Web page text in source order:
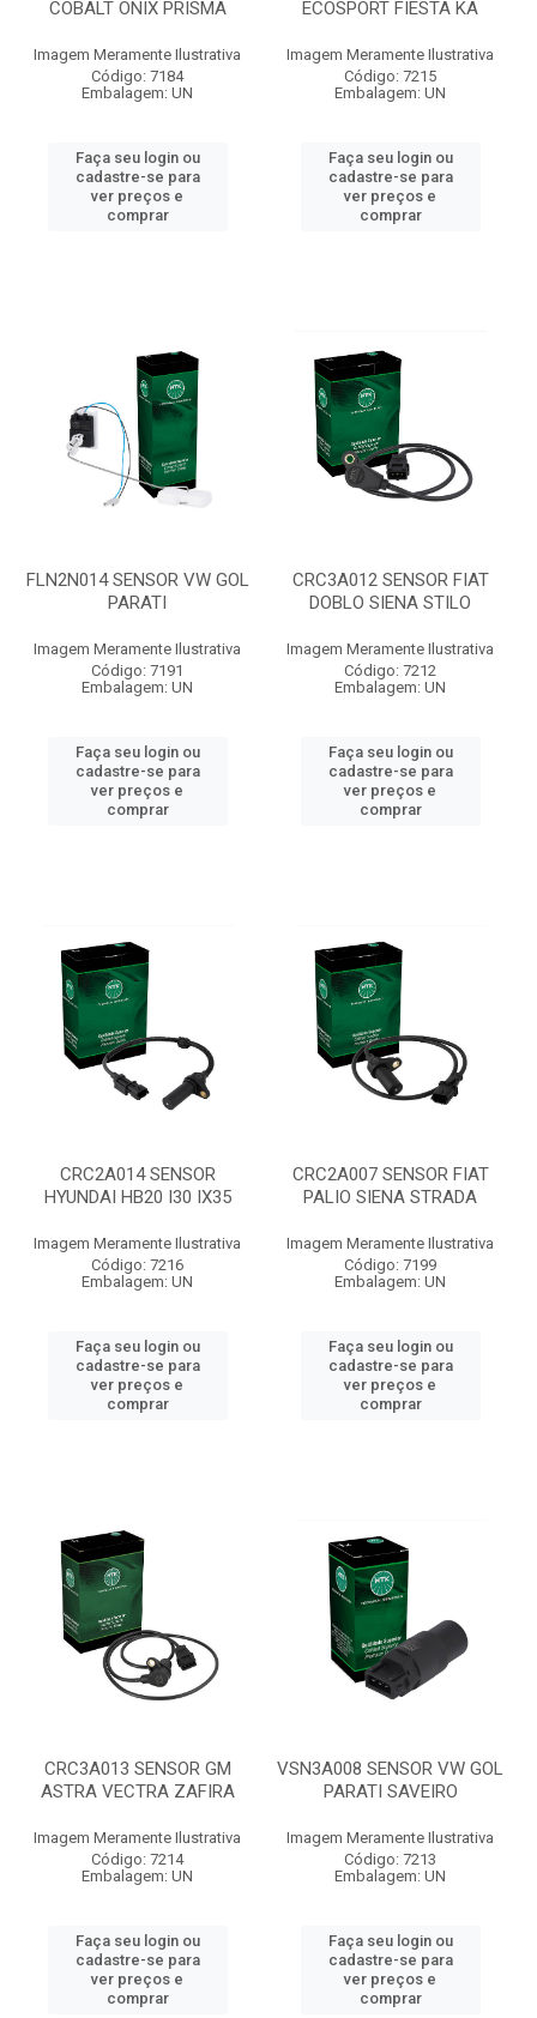
COBALT ONIX PRISMA
Imagem Meramente Ilustrativa
Código: 7184
Embalagem: UN
Faça seu login ou
cadastre-se para
ver preços e
comprar
ECOSPORT FIESTA KA
Imagem Meramente Ilustrativa
Código: 7215
Embalagem: UN
Faça seu login ou
cadastre-se para
ver preços e
comprar
FLN2N014 SENSOR VW GOL
PARATI
Imagem Meramente Ilustrativa
Código: 7191
Embalagem: UN
Faça seu login ou
cadastre-se para
ver preços e
comprar
CRC3A012 SENSOR FIAT
DOBLO SIENA STILO
Imagem Meramente Ilustrativa
Código: 7212
Embalagem: UN
Faça seu login ou
cadastre-se para
ver preços e
comprar
CRC2A014 SENSOR
HYUNDAI HB20 I30 IX35
Imagem Meramente Ilustrativa
Código: 7216
Embalagem: UN
Faça seu login ou
cadastre-se para
ver preços e
comprar
CRC2A007 SENSOR FIAT
PALIO SIENA STRADA
Imagem Meramente Ilustrativa
Código: 7199
Embalagem: UN
Faça seu login ou
cadastre-se para
ver preços e
comprar
CRC3A013 SENSOR GM
ASTRA VECTRA ZAFIRA
Imagem Meramente Ilustrativa
Código: 7214
Embalagem: UN
Faça seu login ou
cadastre-se para
ver preços e
comprar
VSN3A008 SENSOR VW GOL
PARATI SAVEIRO
Imagem Meramente Ilustrativa
Código: 7213
Embalagem: UN
Faça seu login ou
cadastre-se para
ver preços e
comprar